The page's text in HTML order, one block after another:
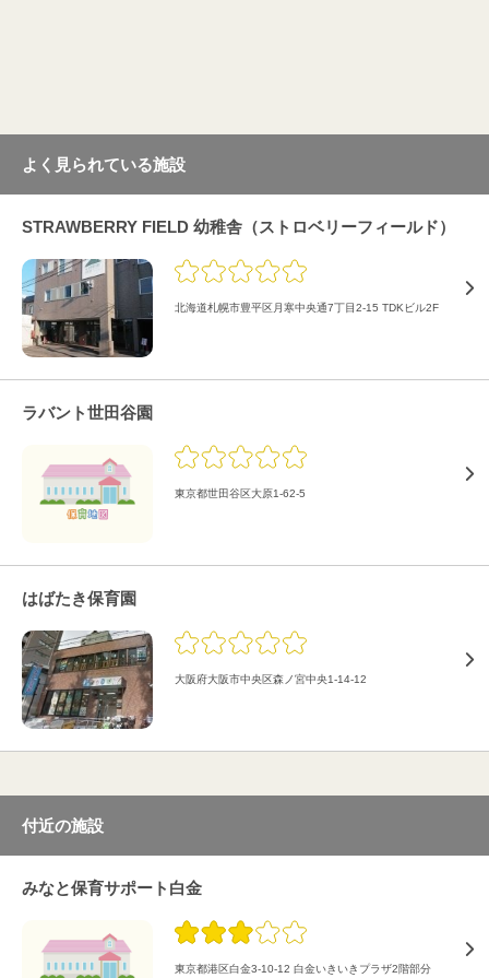
よく見られている施設
STRAWBERRY FIELD 幼稚舎（ストロベリーフィールド）
北海道札幌市豊平区月寒中央通7丁目2-15 TDKビル2F
ラバント世田谷園
東京都世田谷区大原1-62-5
はばたき保育園
大阪府大阪市中央区森ノ宮中央1-14-12
付近の施設
みなと保育サポート白金
東京都港区白金3-10-12 白金いきいきプラザ2階部分